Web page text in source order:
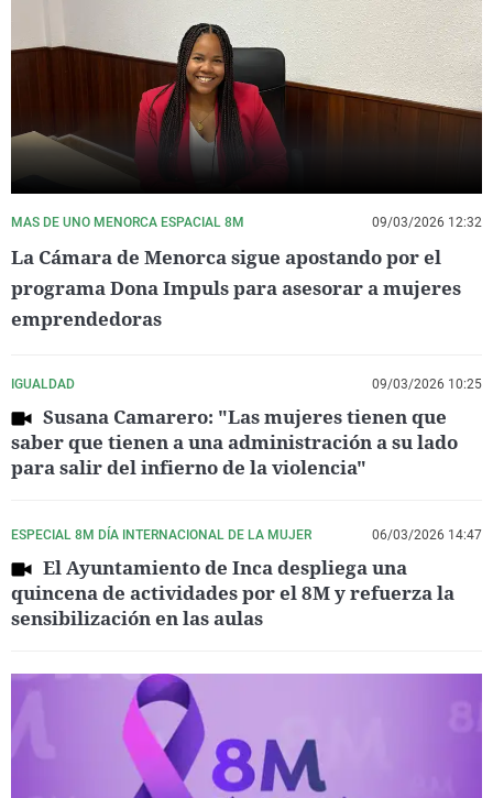
MAS DE UNO MENORCA ESPACIAL 8M 09/03/2026 12:32
La Cámara de Menorca sigue apostando por el
programa Dona Impuls para asesorar a mujeres
emprendedoras
IGUALDAD 09/03/2026 10:25
Susana Camarero: "Las mujeres tienen que
saber que tienen a una administración a su lado
para salir del infierno de la violencia"
ESPECIAL 8M DÍA INTERNACIONAL DE LA MUJER 06/03/2026 14:47
El Ayuntamiento de Inca despliega una
quincena de actividades por el 8M y refuerza la
sensibilización en las aulas